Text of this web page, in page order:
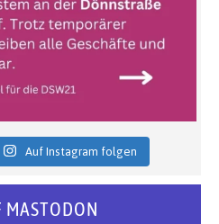
Auf Instagram folgen
MASTODON